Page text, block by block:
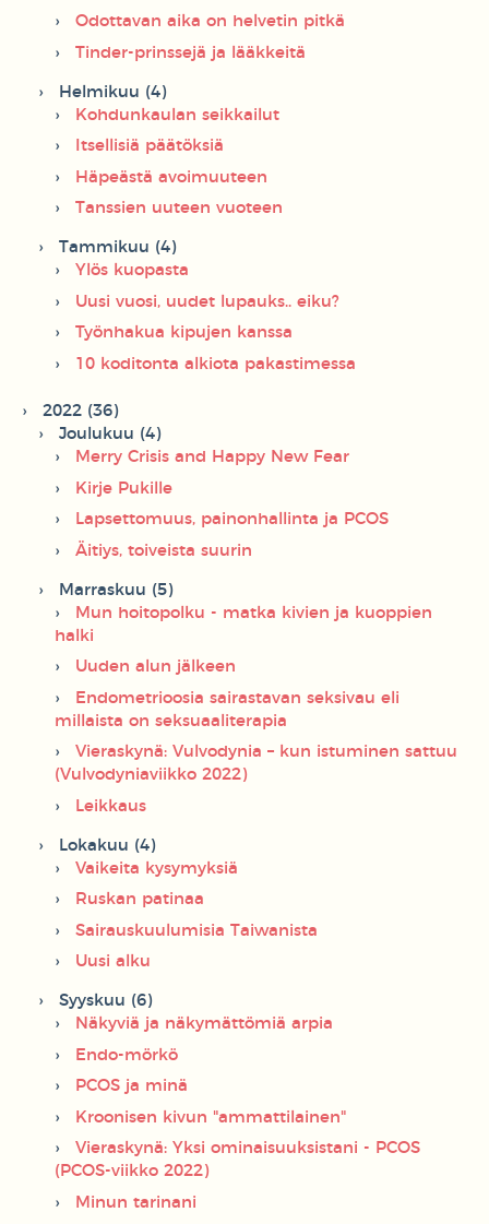
Odottavan aika on helvetin pitkä
Tinder-prinssejä ja lääkkeitä
Helmikuu (4)
Kohdunkaulan seikkailut
Itsellisiä päätöksiä
Häpeästä avoimuuteen
Tanssien uuteen vuoteen
Tammikuu (4)
Ylös kuopasta
Uusi vuosi, uudet lupauks.. eiku?
Työnhakua kipujen kanssa
10 koditonta alkiota pakastimessa
2022 (36)
Joulukuu (4)
Merry Crisis and Happy New Fear
Kirje Pukille
Lapsettomuus, painonhallinta ja PCOS
Äitiys, toiveista suurin
Marraskuu (5)
Mun hoitopolku - matka kivien ja kuoppien
halki
Uuden alun jälkeen
Endometrioosia sairastavan seksivau eli
millaista on seksuaaliterapia
Vieraskynä: Vulvodynia – kun istuminen sattuu
(Vulvodyniaviikko 2022)
Leikkaus
Lokakuu (4)
Vaikeita kysymyksiä
Ruskan patinaa
Sairauskuulumisia Taiwanista
Uusi alku
Syyskuu (6)
Näkyviä ja näkymättömiä arpia
Endo-mörkö
PCOS ja minä
Kroonisen kivun "ammattilainen"
Vieraskynä: Yksi ominaisuuksistani - PCOS
(PCOS-viikko 2022)
Minun tarinani